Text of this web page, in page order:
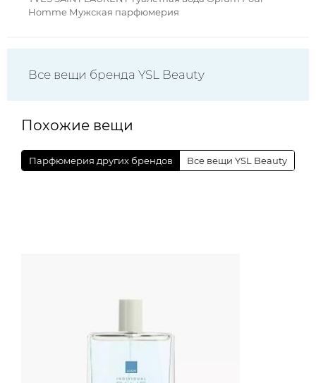
Homme Мужская парфюмерия
Все вещи бренда YSL Beauty
Похожие вещи
Парфюмерия других брендов Все вещи YSL Beauty